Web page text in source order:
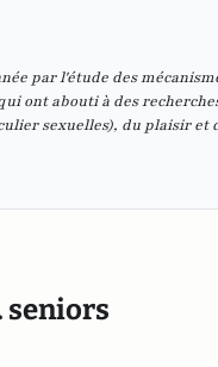
par l'étude des
ont abouti à des
sexuelles), du plaisir et
seniors